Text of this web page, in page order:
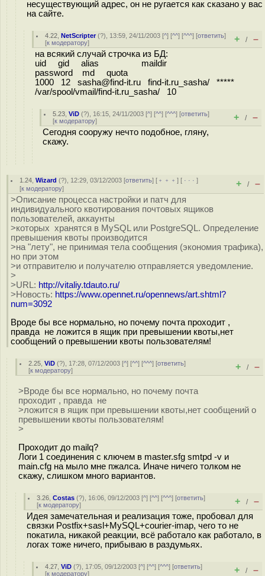
несуществующий адрес, он не ругается как сказано у вас
на сайте.
4.22 ,NetScripter(?), 13:59, 24/11/2003 [^] [^^] [^^^] [ответить]
[к модератору] + / –
на всякий случай строчка из БД:
uid gid alias maildir
password md quota
1000 12 sasha@find-it.ru find-it.ru_sasha/ *****
/var/spool/vmail/find-it.ru_sasha/ 10
5.23 ,ViD (?), 16:15, 24/11/2003 [^] [^^] [^^^] [ответить]
[к модератору] + / –
Сегодня сооружу нечто подобное, гляну,
скажу.
1.24 ,Wizard (?), 12:29, 03/12/2003 [ответить] [ ﹢﹢﹢] [ · · ·]
[к модератору] + / –
>Описание процесса настройки и патч для
индивидуального квотирования почтовых ящиков
пользователей, аккаунты
>которых хранятся в MySQL или PostgreSQL. Определение
превышения квоты производится
>на "лету", не принимая тела сообщения (экономия трафика),
но при этом
>и отправителю и получателю отправляется уведомление.
>
>URL: http://vitaliy.tdauto.ru/
>Новость: https://www.opennet.ru/opennews/art.shtml?
num=3092
Вроде бы все нормально, но почему почта проходит ,
правда не ложится в ящик при превышении квоты,нет
сообщений о превышении квоты пользователям!
2.25 ,ViD (?), 17:28, 07/12/2003 [^] [^^] [^^^] [ответить]
[к модератору] + / –
>Вроде бы все нормально, но почему почта
проходит , правда не
>ложится в ящик при превышении квоты,нет сообщений о
превышении квоты пользователям!
>
Проходит до mailq?
Логи 1 соединения с ключем в master.sfg smtpd -v и
main.cfg на мыло мне пжалса. Иначе ничего толком не
скажу, слишком много вариантов.
3.26 ,Costas (?), 16:06, 09/12/2003 [^] [^^] [^^^] [ответить]
[к модератору] + / –
Идея замечательная и реализация тоже, пробовал для
связки Postfix+sasl+MySQL+courier-imap, чего то не
покатила, никакой реакции, всё работало как работало, в
логах тоже ничего, прибываю в раздумьях.
4.27 ,ViD (?), 17:05, 09/12/2003 [^] [^^] [^^^] [ответить]
[к модератору] + / –